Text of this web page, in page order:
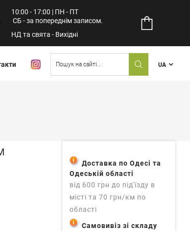
10:00 - 17:00 | ПН - ПТ
СБ - за попереднім записом.
НД та свята - Вихідні
UA
Доставка по Одесі та
Одеській області
від 600 грн до під'їзду в
місті та 70 грн/км по
області
Самовивіз зі складу